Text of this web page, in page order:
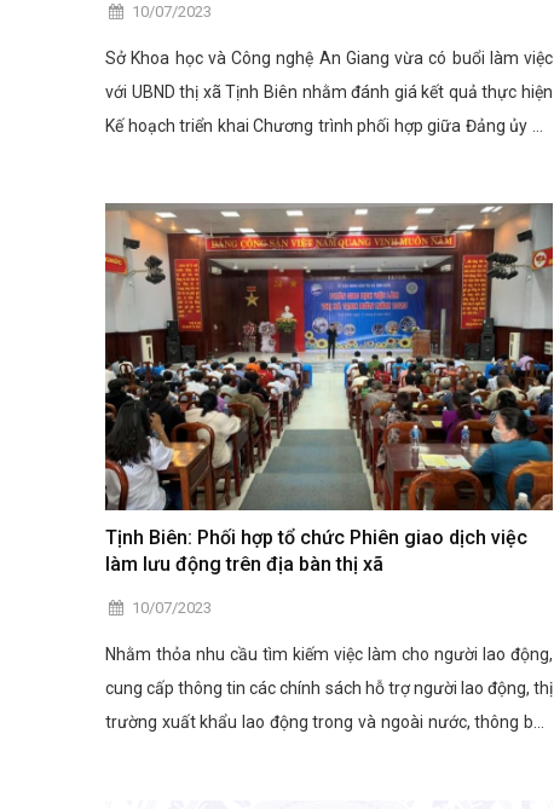
10/07/2023
Sở Khoa học và Công nghệ An Giang vừa có buổi làm việc
với UBND thị xã Tịnh Biên nhằm đánh giá kết quả thực hiện
Kế hoạch triển khai Chương trình phối hợp giữa Đảng ủy Sở
Tịnh Biên: Phối hợp tổ chức Phiên giao dịch việc
làm lưu động trên địa bàn thị xã
10/07/2023
Nhằm thỏa nhu cầu tìm kiếm việc làm cho người lao động,
cung cấp thông tin các chính sách hỗ trợ người lao động, thị
trường xuất khẩu lao động trong và ngoài nước, thông báo